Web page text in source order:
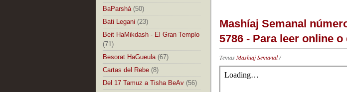
BaParshá (50)
Bati Legani (23)
Beit HaMikdash - El Gran Templo
(71)
Besorat HaGueula (67)
Cartas del Rebe (8)
Del 17 Tamuz a Tisha BeAv (56)
Mashíaj Semanal
5786 - Para leer online
TemasMashiaj Semanal/